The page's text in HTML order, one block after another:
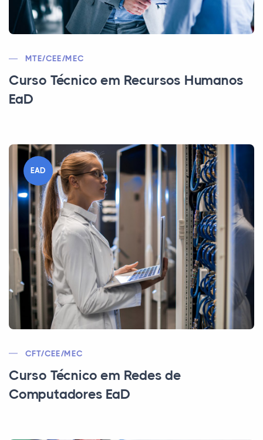
MTE/CEE/MEC
Curso Técnico em Recursos Humanos
EaD
EAD
CFT/CEE/MEC
Curso Técnico em Redes de
Computadores EaD